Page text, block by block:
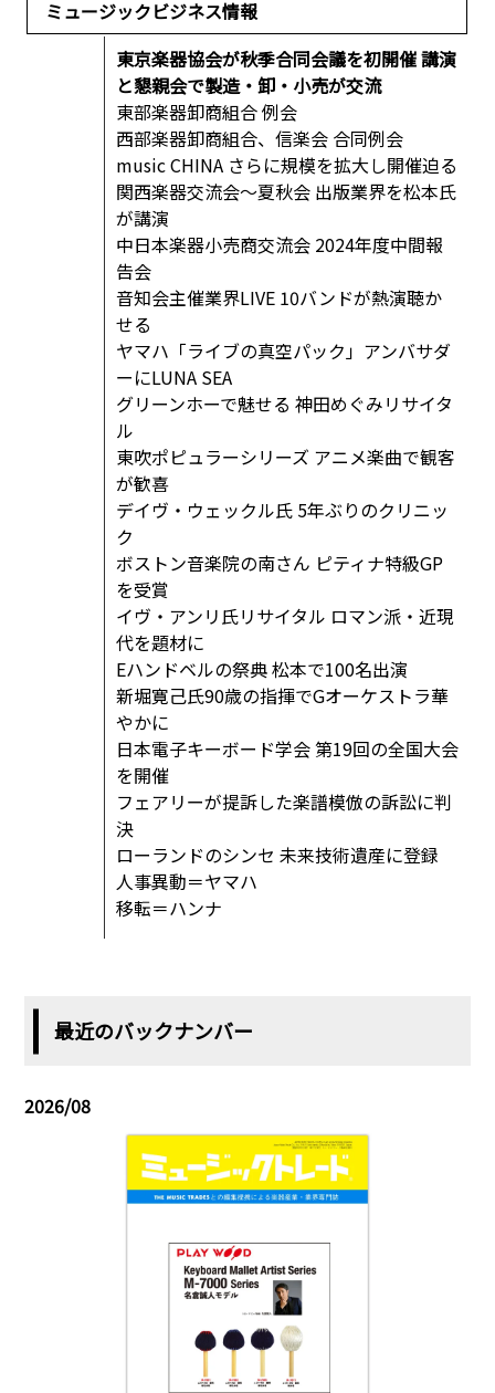
ミュージックビジネス情報
東京楽器協会が秋季合同会議を初開催 講演
と懇親会で製造・卸・小売が交流
東部楽器卸商組合 例会
西部楽器卸商組合、信楽会 合同例会
music CHINA さらに規模を拡大し開催迫る
関西楽器交流会〜夏秋会 出版業界を松本氏
が講演
中日本楽器小売商交流会 2024年度中間報
告会
音知会主催業界LIVE 10バンドが熱演聴か
せる
ヤマハ「ライブの真空パック」アンバサダ
ーにLUNA SEA
グリーンホーで魅せる 神田めぐみリサイタ
ル
東吹ポピュラーシリーズ アニメ楽曲で観客
が歓喜
デイヴ・ウェックル氏 5年ぶりのクリニッ
ク
ボストン音楽院の南さん ピティナ特級GP
を受賞
イヴ・アンリ氏リサイタル ロマン派・近現
代を題材に
Eハンドベルの祭典 松本で100名出演
新堀寛己氏90歳の指揮でGオーケストラ華
やかに
日本電子キーボード学会 第19回の全国大会
を開催
フェアリーが提訴した楽譜模倣の訴訟に判
決
ローランドのシンセ 未来技術遺産に登録
人事異動＝ヤマハ
移転＝ハンナ
最近のバックナンバー
2026/08